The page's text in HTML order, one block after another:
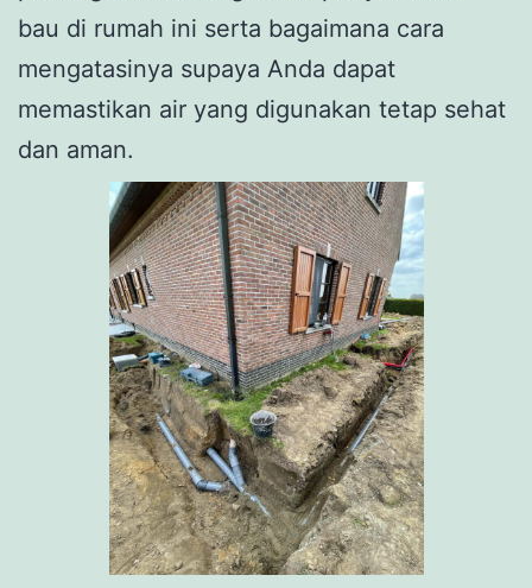
bau di rumah ini serta bagaimana cara
mengatasinya supaya Anda dapat
memastikan air yang digunakan tetap sehat
dan aman.